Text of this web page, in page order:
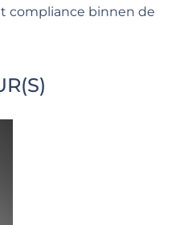
compliance binnen de